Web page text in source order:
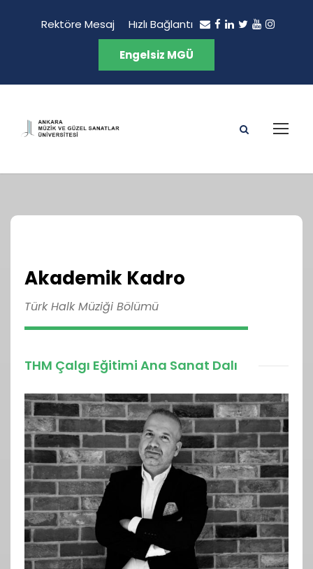
Rektöre Mesaj Hızlı Bağlantı
Engelsiz MGÜ
Akademik Kadro
Türk Halk Müziği Bölümü
THM Çalgı Eğitimi Ana Sanat Dalı